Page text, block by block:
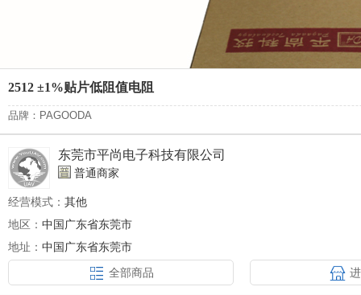
2512 ±1%贴片低阻值电阻
品牌：PAGOODA
东莞市平尚电子科技有限公司
普通商家
经营模式： 其他
地区： 中国广东省东莞市
地址： 中国广东省东莞市
全部商品